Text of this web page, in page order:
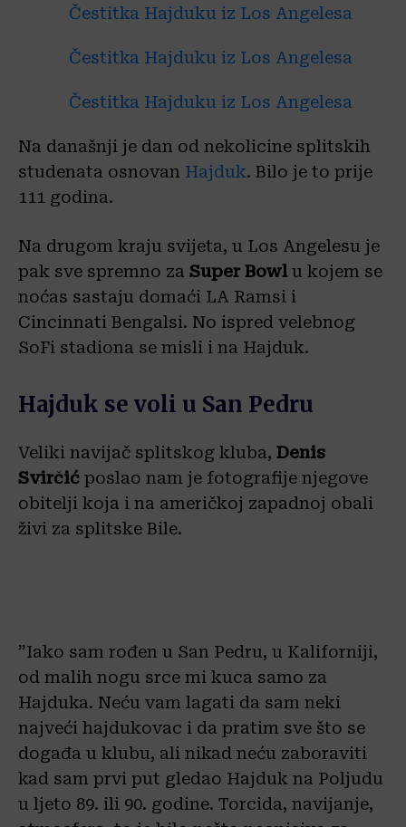
Na današnji je dan od nekolicine splitskih
studenata osnovan Hajduk. Bilo je to prije
111 godina.
Na drugom kraju svijeta, u Los Angelesu je
pak sve spremno za Super Bowlu kojem se
noćas sastaju domaći LA Ramsi i
Cincinnati Bengalsi. No ispred velebnog
SoFi stadiona se misli i na Hajduk.
Hajduk se voli u San Pedru
Veliki navijač splitskog kluba, Denis
Svirčić poslao nam je fotografije njegove
obitelji koja i na američkoj zapadnoj obali
živi za splitske Bile.
”Iako sam rođen u San Pedru, u Kaliforniji,
od malih nogu srce mi kuca samo za
Hajduka. Neću vam lagati da sam neki
najveći hajdukovac i da pratim sve što se
događa u klubu, ali nikad neću zaboraviti
kad sam prvi put gledao Hajduk na Poljudu
u ljeto 89. ili 90. godine. Torcida, navijanje,